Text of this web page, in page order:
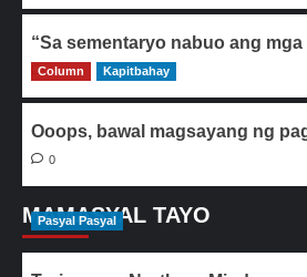
“Sa sementaryo nabuo ang
0
Column Kapitbahay
Ooops, bawal magsayang ng
0
MAMASYAL TAYO
Pasyal Pasyal